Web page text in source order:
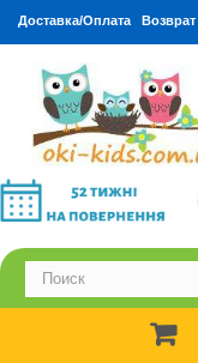
Доставка/Оплата Возврат